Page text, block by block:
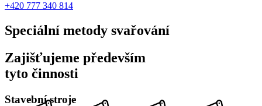
+420 777 340 814
Speciální metody svařování
Zajišťujeme především
tyto činnosti
Stavební stroje